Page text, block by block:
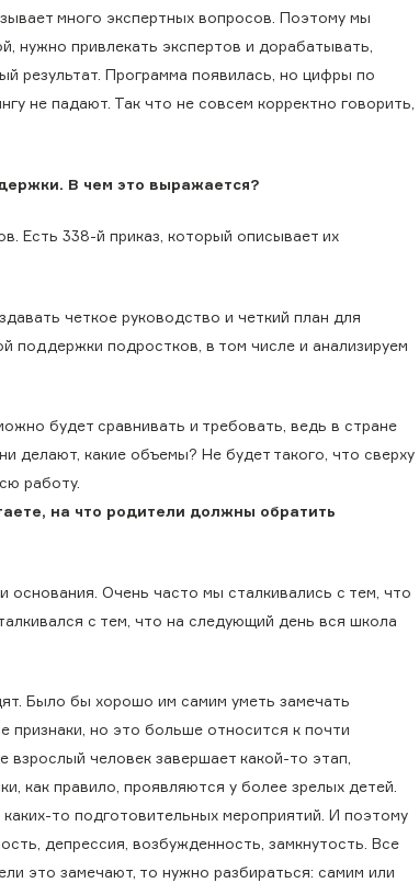
много экспертных вопросов. Поэтому мы
нужно привлекать экспертов и дорабатывать,
результат. Программа появилась, но цифры по
не падают. Так что не совсем корректно говорить,
В чем это выражается?
Есть 338-й приказ, который описывает их
четкое руководство и четкий план для
поддержки подростков, в том числе и анализируем
будет сравнивать и требовать, ведь в стране
делают, какие объемы? Не будет такого, что сверху
работу.
на что родители должны обратить
Очень часто мы сталкивались с тем, что
с тем, что на следующий день вся школа
Было бы хорошо им самим уметь замечать
признаки, но это больше относится к почти
человек завершает какой-то этап,
как правило, проявляются у более зрелых детей.
то подготовительных мероприятий. И поэтому
депрессия, возбужденность, замкнутость. Все
это замечают, то нужно разбираться: самим или